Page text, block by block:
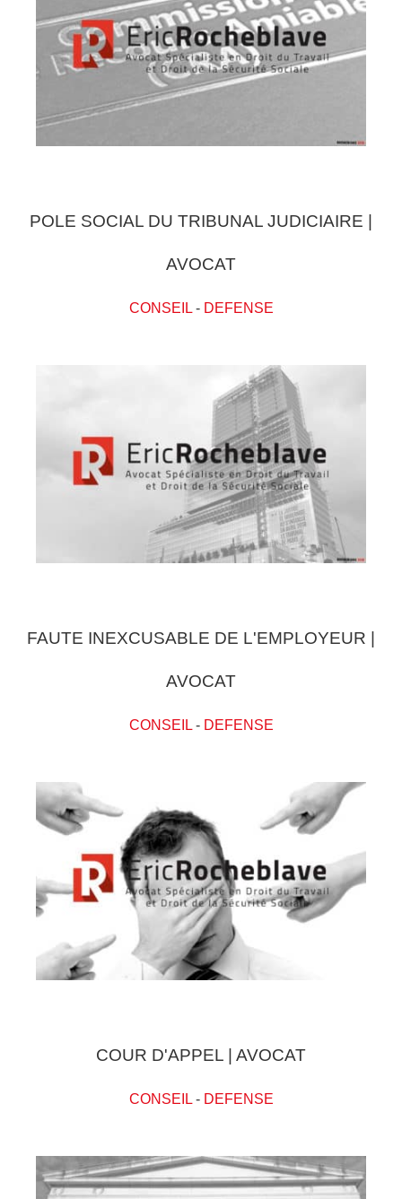
POLE SOCIAL DU TRIBUNAL JUDICIAIRE |
AVOCAT
CONSEIL- DEFENSE
FAUTE INEXCUSABLE DE L'EMPLOYEUR |
AVOCAT
CONSEIL- DEFENSE
COUR D'APPEL | AVOCAT
CONSEIL- DEFENSE